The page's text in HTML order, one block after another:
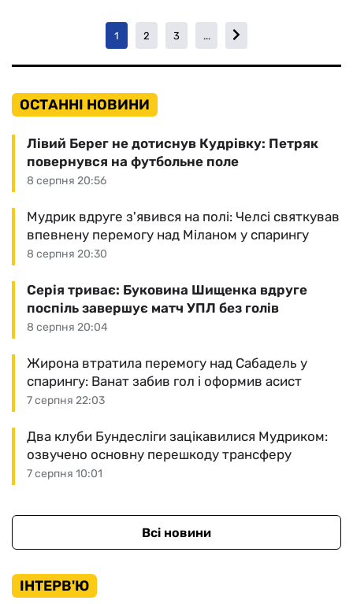
1 2 3 ...
ОСТАННІ НОВИНИ
8 серпня 20:56
Лівий Берег не дотиснув Кудрівку: Петряк
повернувся на футбольне поле
8 серпня 20:30
Мудрик вдруге з'явився на полі: Челсі святкував
впевнену перемогу над Міланом у спарингу
8 серпня 20:04
Серія триває: Буковина Шищенка вдруге
поспіль завершує матч УПЛ без голів
7 серпня 22:03
Жирона втратила перемогу над Сабадель у
спарингу: Ванат забив гол і оформив асист
7 серпня 10:01
Два клуби Бундесліги зацікавилися Мудриком:
озвучено основну перешкоду трансферу
Всі новини
ІНТЕРВ'Ю